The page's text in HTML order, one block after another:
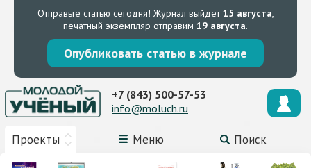
Отправьте статью сегодня! Журнал выйдет15 августа,
печатный экземпляр отправим 19 августа.
Опубликовать статью в журнале
Проекты Меню Поиск
+7 (843) 500-57-53
info@moluch.ru